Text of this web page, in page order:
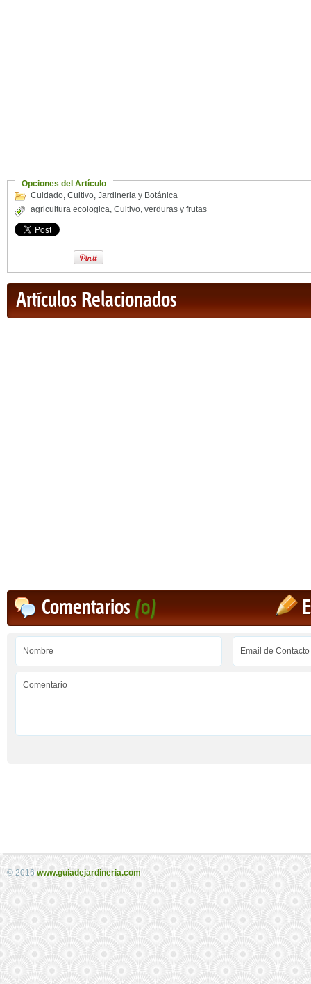
Opciones del Artículo
Cuidado, Cultivo, Jardineria y Botánica
agricultura ecologica, Cultivo, verduras y frutas
Artículos Relacionados
Comentarios(0)
© 2016 www.guiadejardineria.com